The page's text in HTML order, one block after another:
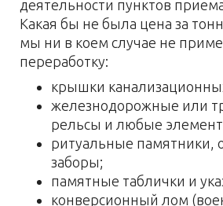
деятельности пунктов
Какая бы не была цена за
мы ни в коем случае не
переработку:
крышки
железнодорожные или
рельсы и любые
ритуальные памятники,
заборы;
памятные таблички и
конверсионный лом